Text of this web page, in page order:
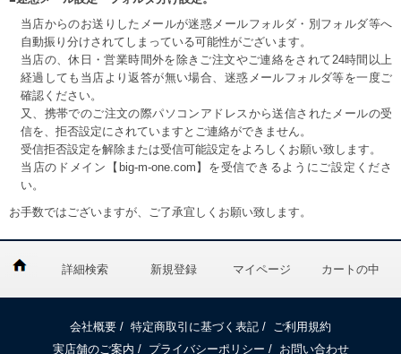
当店からのお送りしたメールが迷惑メールフォルダ・別フォルダ等へ
自動振り分けされてしまっている可能性がございます。
当店の、休日・営業時間外を除きご注文やご連絡をされて24時間以上
経過しても当店より返答が無い場合、迷惑メールフォルダ等を一度ご
確認ください。
又、携帯でのご注文の際パソコンアドレスから送信されたメールの受
信を、拒否設定にされていますとご連絡ができません。
受信拒否設定を解除または受信可能設定をよろしくお願い致します。
当店のドメイン【big-m-one.com】を受信できるようにご設定くださ
い。
お手数ではございますが、ご了承宜しくお願い致します。
詳細検索 新規登録 マイページ カートの中
会社概要 / 特定商取引に基づく表記 /
ご利用規約
実店舗のご案内 / プライバシーポリシー / お問い合わせ